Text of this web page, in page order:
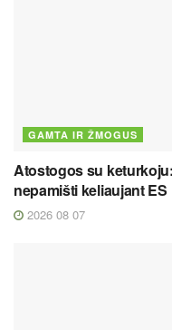
GAMTA IR ŽMOGUS
Atostogos su
nepamišti keliaujant ES
2026 08 07